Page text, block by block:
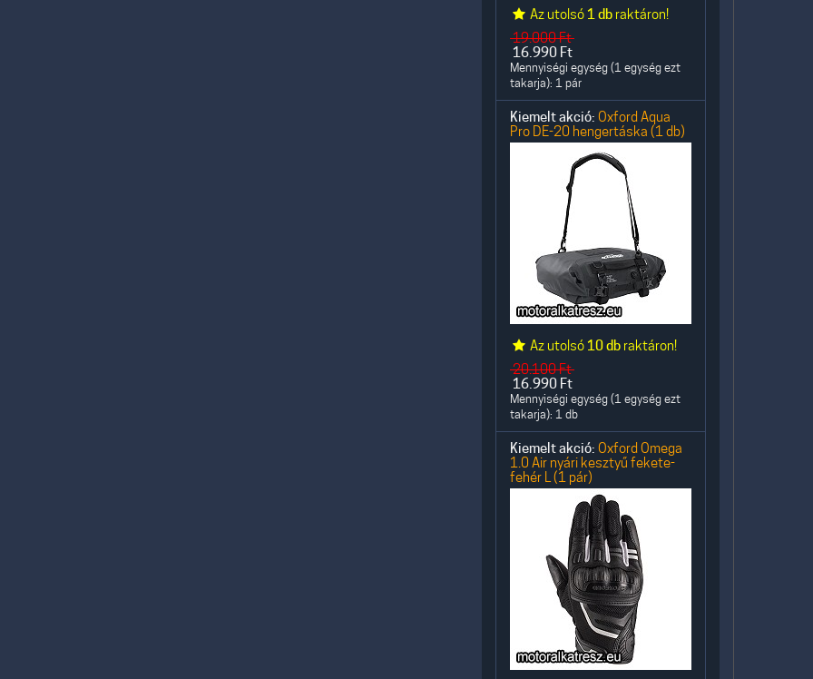
Az utolsó 1 db raktáron!
19.000Ft
16.990 Ft
Mennyiségi egység (1 egység ezt
takarja): 1 pár
Kiemelt akció: Oxford Aqua
Pro DE-20 hengertáska (1 db)
Az utolsó 10 db raktáron!
20.100Ft
16.990 Ft
Mennyiségi egység (1 egység ezt
takarja): 1 db
Kiemelt akció: Oxford Omega
1.0 Air nyári kesztyű fekete-
fehér L (1 pár)